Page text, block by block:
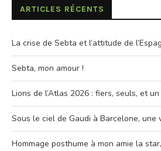
ARTICLES RÉCENTS
La crise de Sebta et l’attitude de
Sebta, mon amour !
Lions de l’Atlas 2026 : fiers, seuls, et
Sous le ciel de Gaudi à Barcelone, une
Hommage posthume à mon amie la